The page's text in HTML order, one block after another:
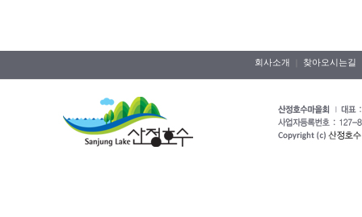
회사소개 찾아오시는길